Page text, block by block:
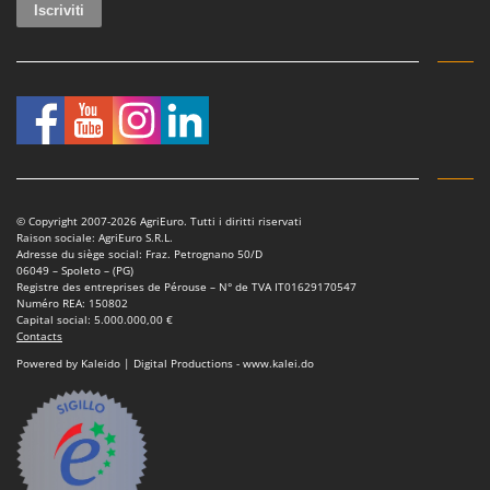
Master
McCulloch
MCH
Michelin
Minox
Mockmill
More than chef
MOSA
MOVA
Mowox
MTD
© Copyright 2007-2026 AgriEuro. Tutti i diritti riservati
Raison sociale: AgriEuro S.R.L.
Adresse du siège social: Fraz. Petrognano 50/D
06049 – Spoleto – (PG)
Registre des entreprises de Pérouse – N° de TVA IT01629170547
Numéro REA: 150802
Capital social: 5.000.000,00 €
Contacts
Powered by Kaleido | Digital Productions - www.kalei.do